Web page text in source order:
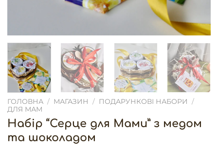
ГОЛОВНА / МАГАЗИН / ПОДАРУНКОВІ НАБОРИ
/
ДЛЯ МАМ
Набір “Серце для Мами” з медом
та шоколадом